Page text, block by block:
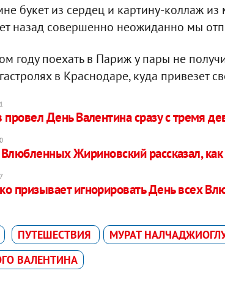
букет из сердец и картину-коллаж
назад совершенно неожиданно мы
году поехать в Париж у пары не
в Краснодаре, куда привезет
провел День Валентина сразу с тремя
Жириновский рассказал,
призывает игнорировать День всех
ПУТЕШЕСТВИЯ
МУРАТ
ВАЛЕНТИНА